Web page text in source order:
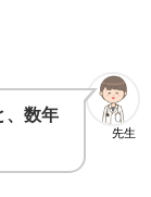
先生
、数年